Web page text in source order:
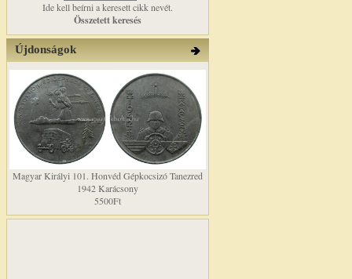
Ide kell beírni a keresett cikk nevét.
Összetett keresés
Újdonságok
Magyar Királyi 101. Honvéd Gépkocsizó Tanezred
1942 Karácsony
5500Ft